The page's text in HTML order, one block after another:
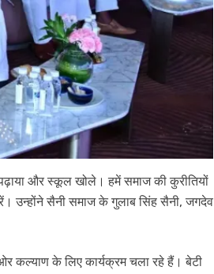
पढ़ाया और स्कूल खोले। हमें समाज की कुरीतियों
उन्होंने सैनी समाज के गुलाब सिंह सैनी, जगदेव
ओर कल्याण के लिए कार्यक्रम चला रहे हैं। बेटी